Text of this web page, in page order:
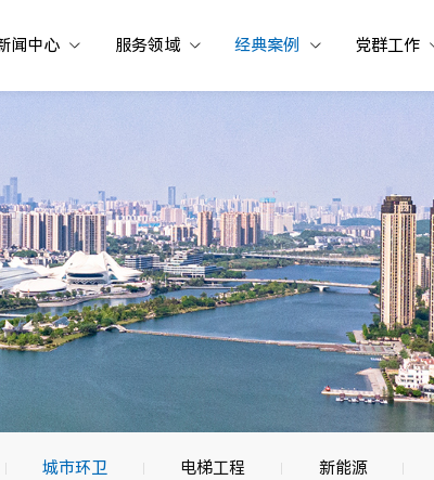
闻中心 服务领域 经典案例 党群工作
城市环卫 电梯工程 新能源